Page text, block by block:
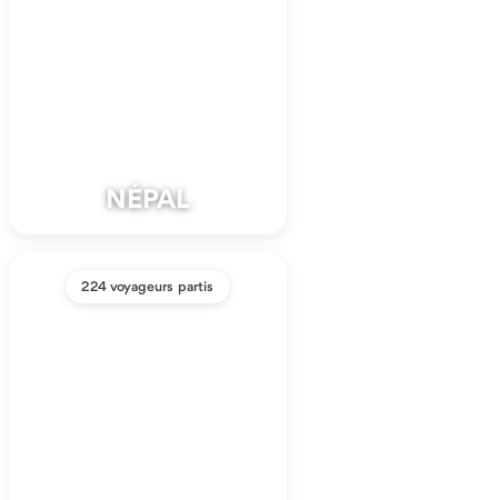
NÉPAL
224 voyageurs partis